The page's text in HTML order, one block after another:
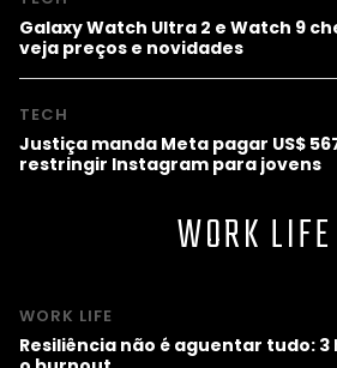
Galaxy Watch Ultra 2 e Watch 9
veja preços e novidades
TECH
Justiça manda Meta pagar US$
restringir Instagram para jovens
WORK LIFE
WORK LIFE
Resiliência não é aguentar tudo: